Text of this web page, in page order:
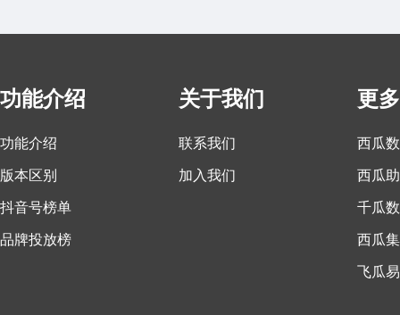
功能介绍
功能介绍
版本区别
抖音号榜单
品牌投放榜
关于我们
联系我们
加入我们
更
西瓜
西瓜
千瓜
西瓜集
飞瓜